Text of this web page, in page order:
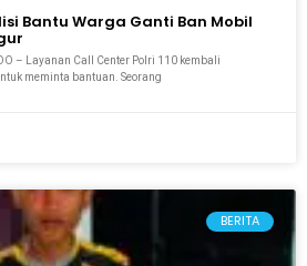
Bantu Warga Ganti Ban Mobil
– Layanan Call Center Polri 110 kembali
meminta bantuan. Seorang
BERITA